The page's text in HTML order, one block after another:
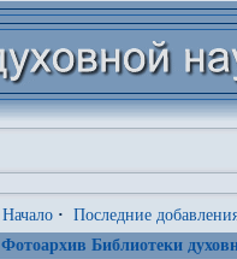
Начало · Последние
Фотоархив Библиотеки